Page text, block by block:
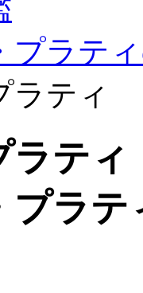
プラテ
ラティ
ラティ
プラ